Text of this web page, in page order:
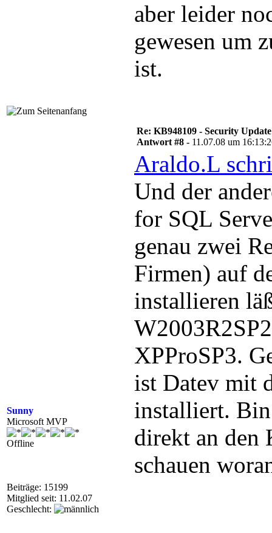
aber leider
gewesen um
ist.
Sunny
Microsoft MVP
Offline
Beiträge: 15199
Mitglied seit: 11.02.07
Geschlecht:
Re: KB948109 - Security
Antwort #8 - 11.07.08 um
Araldo.L
Und der
for SQL
genau zwei
Firmen) auf
installieren
XPProSP3.
ist Datev mit
installiert.
direkt an den
schauen